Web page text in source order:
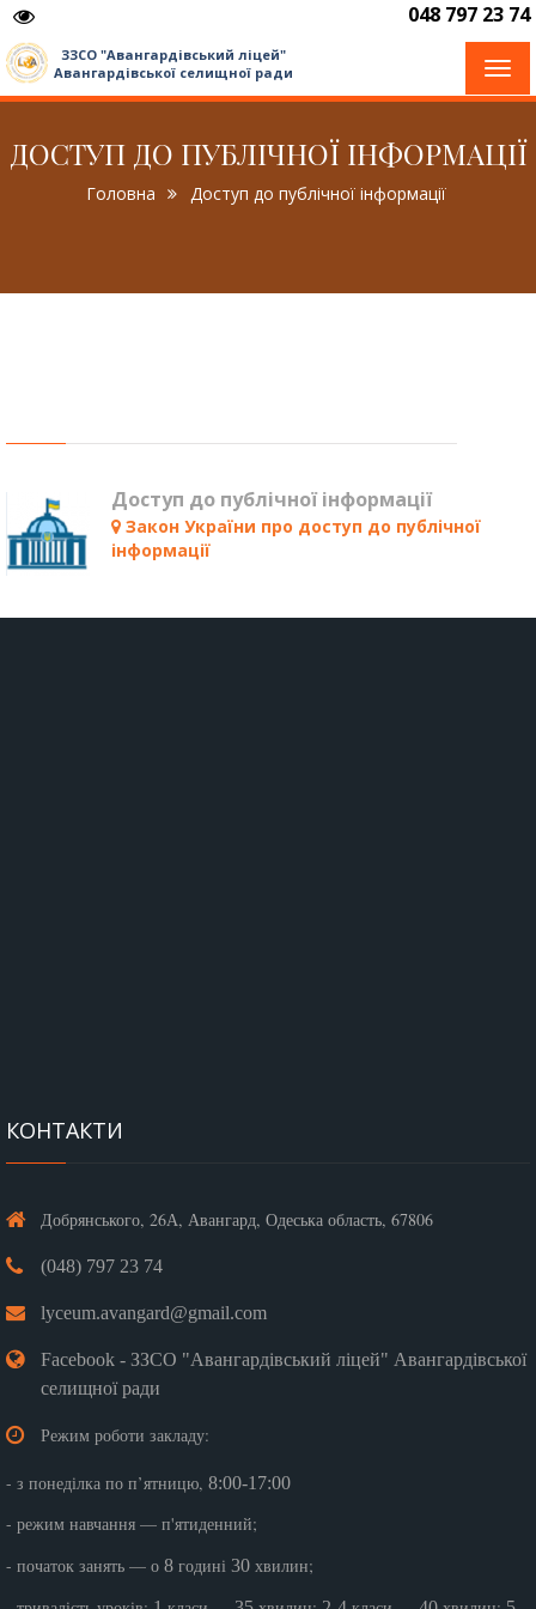
048 797 23 74
ЗЗСО "Авангардівський ліцей"
Авангардівської селищної ради
ДОСТУП ДО ПУБЛІЧНОЇ ІНФОРМАЦІЇ
Головна Доступ до публічної інформації
Доступ до публічної інформації
Закон України про доступ до публічної
інформації
КОНТАКТИ
Добрянського, 26А, Авангард, Одеська область, 67806
(048) 797 23 74
lyceum.avangard@gmail.com
Facebook - ЗЗСО "Авангардівський ліцей" Авангардівської
селищної ради
Режим роботи закладу:
- з понеділка по п’ятницю, 8:00-17:00
- режим навчання — п'ятиденний;
- початок занять — о 8 годині 30 хвилин;